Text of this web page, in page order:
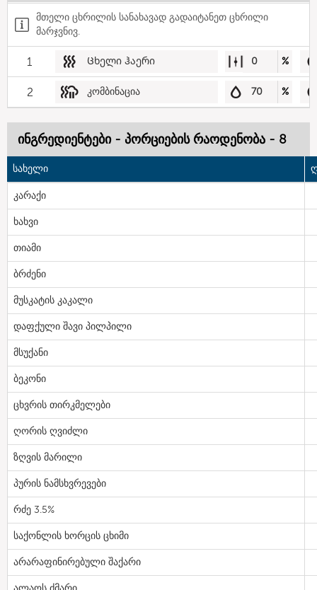
მთელი ცხრილის სანახავად გადაიტანეთ ცხრილი
მარჯვნივ.
1 Ცხელი ჰაერი 0 %
2 კომბინაცია 70 %
ინგრედიენტები - პორციების რაოდენობა - 8
სახელი
კარაქი
ხახვი
თიამი
ბრძენი
მუსკატის კაკალი
დაფქული შავი პილპილი
მსუქანი
ბეკონი
ცხვრის თირკმელები
ღორის ღვიძლი
ზღვის მარილი
პურის ნამსხვრევები
რძე 3.5%
საქონლის ხორცის ცხიმი
არარაფინირებული შაქარი